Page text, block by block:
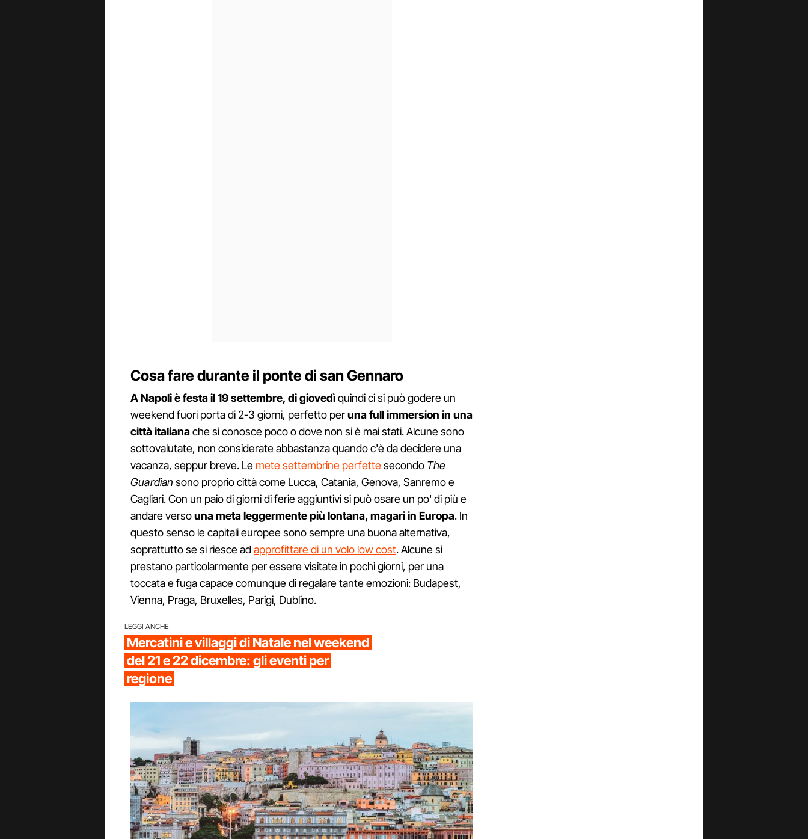
Cosa fare durante il ponte di san Gennaro
A Napoli è festa il 19 settembre, di giovedìquindi ci si può godere un
weekend fuori porta di 2-3 giorni, perfetto peruna full immersion in una
città italianache si conosce poco o dove non si è mai stati. Alcune sono
sottovalutate, non considerate abbastanza quando c'è da decidere una
vacanza, seppur breve. Le mete settembrine perfettesecondo The
Guardian sono proprio città come Lucca, Catania, Genova, Sanremo e
Cagliari. Con un paio di giorni di ferie aggiuntivi si può osare un po' di più e
andare versouna meta leggermente più lontana, magari in Europa. In
questo senso le capitali europee sono sempre una buona alternativa,
soprattutto se si riesce adapprofittare di un volo low cost. Alcune si
prestano particolarmente per essere visitate in pochi giorni, per una
toccata e fuga capace comunque di regalare tante emozioni: Budapest,
Vienna, Praga, Bruxelles, Parigi, Dublino.
LEGGI ANCHE
Mercatini e villaggi di Natale nel weekend
del 21 e 22 dicembre: gli eventi per
regione